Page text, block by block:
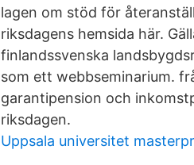
lagen om stöd för
riksdagens hemsida här.
finlandssvenska
som ett webbseminarium.
garantipension och
riksdagen.
Uppsala universitet